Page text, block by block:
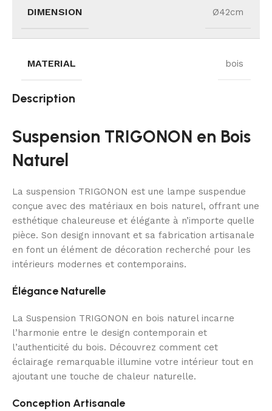
DIMENSION Ø42cm
MATERIAL bois
Description
Suspension TRIGONON en Bois
Naturel
La suspension TRIGONON est une lampe suspendue
conçue avec des matériaux en bois naturel, offrant une
esthétique chaleureuse et élégante à n’importe quelle
pièce. Son design innovant et sa fabrication artisanale
en font un élément de décoration recherché pour les
intérieurs modernes et contemporains.
Élégance Naturelle
La Suspension TRIGONON en bois naturel incarne
l’harmonie entre le design contemporain et
l’authenticité du bois. Découvrez comment cet
éclairage remarquable illumine votre intérieur tout en
ajoutant une touche de chaleur naturelle.
Conception Artisanale